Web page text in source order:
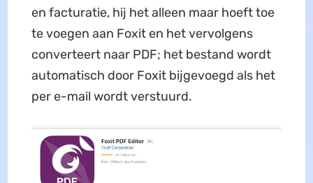
en facturatie, hij het alleen maar hoeft toe
te voegen aan Foxit en het vervolgens
converteert naar PDF; het bestand wordt
automatisch door Foxit bijgevoegd als het
per e-mail wordt verstuurd.